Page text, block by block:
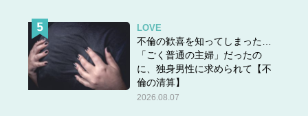
LOVE
不倫の歓喜を知ってしまった…
「ごく普通の主婦」だったの
に、独身男性に求められて【不
倫の清算】
2026.08.07